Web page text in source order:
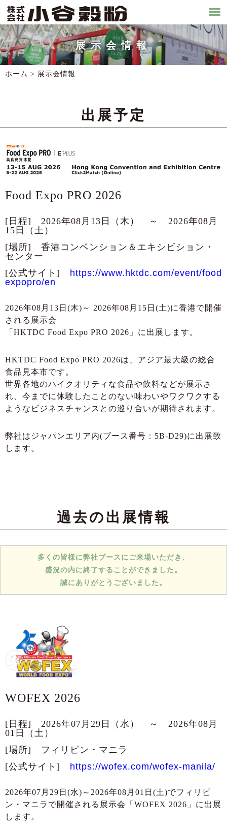
展示会情報
ホーム > 展示会情報
出展予定
Food Expo PRO 2026
[日程] 2026年08月13日（木） ～ 2026年08月
15日（土）
[場所] 香港コンベンション＆エキシビション・
センター
[公式サイト] https://www.hktdc.com/event/food
expopro/en
2026年08月13日(木)～ 2026年08月15日(土)に香港で開催
される展示会
「HKTDC Food Expo PRO 2026」に出展します。
HKTDC Food Expo PRO 2026は、アジア最大級の総合
食品見本市です。
世界各地のハイクオリティな食品や飲料などが展示さ
れ、今までに体験したことのない味わいやワクワクする
ようなビジネスチャンスとの巡り合いが期待されます。
弊社はジャパンエリア内(ブース番号：5B-D29)に出展致
します。
過去の出展情報
多くの皆様に弊社ブースにご来場いただき、
盛況の内に終了することができました。
誠にありがとうございました。
WOFEX 2026
[日程] 2026年07月29日（水） ～ 2026年08月
01日（土）
[場所] フィリピン・マニラ
[公式サイト] https://wofex.com/wofex-manila/
2026年07月29日(水)～2026年08月01日(土)でフィリピ
ン・マニラで開催される展示会「WOFEX 2026」に出展
します。